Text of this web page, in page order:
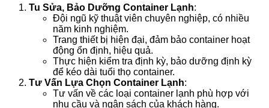
Tu Sửa, Bảo Dưỡng Container Lạnh:
Đội ngũ kỹ thuật viên chuyên nghiệp, có nhiều
năm kinh nghiệm.
Trang thiết bị hiện đại, đảm bảo container hoạt
động ổn định, hiệu quả.
Thực hiện kiểm tra định kỳ, bảo dưỡng định kỳ
để kéo dài tuổi thọ container.
Tư Vấn Lựa Chọn Container Lạnh:
Tư vấn về các loại container lạnh phù hợp với
nhu cầu và ngân sách của khách hàng.